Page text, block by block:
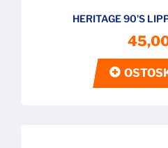
HERITAGE 90'S